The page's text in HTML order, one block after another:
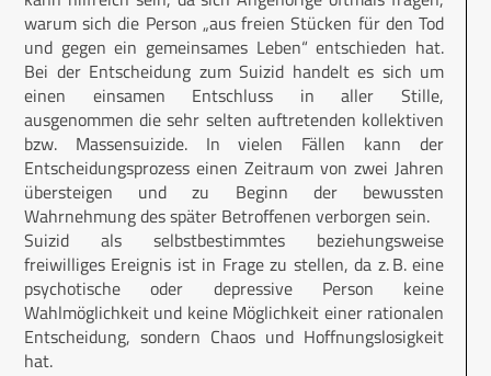
warum sich die Person „aus freien Stücken für den Tod
und gegen ein gemeinsames Leben“ entschieden hat.
Bei der Entscheidung zum Suizid handelt es sich um
einen einsamen Entschluss in aller Stille,
ausgenommen die sehr selten auftretenden kollektiven
bzw. Massensuizide. In vielen Fällen kann der
Entscheidungsprozess einen Zeitraum von zwei Jahren
übersteigen und zu Beginn der bewussten
Wahrnehmung des später Betroffenen verborgen sein.
Suizid als selbstbestimmtes beziehungsweise
freiwilliges Ereignis ist in Frage zu stellen, da z. B. eine
psychotische oder depressive Person keine
Wahlmöglichkeit und keine Möglichkeit einer rationalen
Entscheidung, sondern Chaos und Hoffnungslosigkeit
hat.